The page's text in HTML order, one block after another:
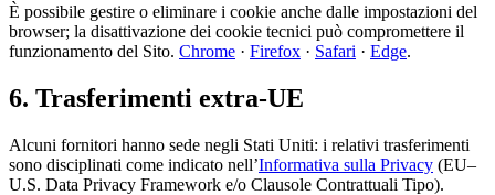
È possibile gestire o eliminare i cookie anche dalle impostazioni del
browser; la disattivazione dei cookie tecnici può compromettere il
funzionamento del Sito. Chrome · Firefox · Safari · Edge.
6. Trasferimenti extra-UE
Alcuni fornitori hanno sede negli Stati Uniti: i relativi trasferimenti
sono disciplinati come indicato nell’Informativa sulla Privacy (EU–
U.S. Data Privacy Framework e/o Clausole Contrattuali Tipo).